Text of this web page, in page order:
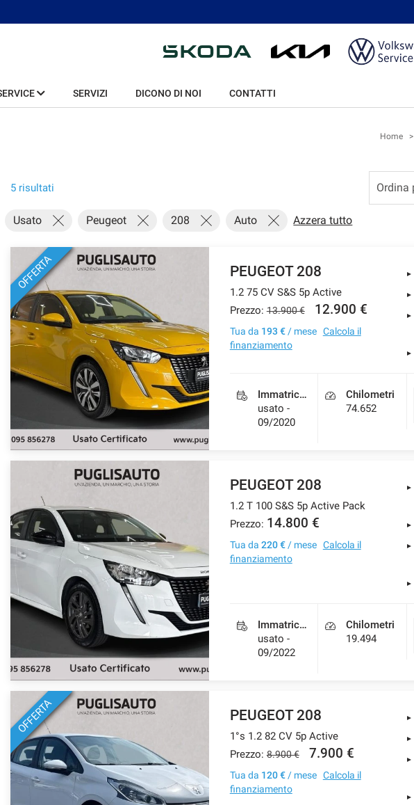
SERVIZI DICONO DI NOI CONTATTI
Home >
5 risultati
Usato Peugeot 208 Auto Azzera tutto
OFFERTA PEUGEOT 208
1.2 75 CV S&S 5p Active
Prezzo: 13.900 € 12.900 €
Tua da 193 €/ mese Calcola il
finanziamento
Immatricolazione
usato -
09/2020
Chilometri
74.652
PEUGEOT 208
1.2 T 100 S&S 5p Active Pack
Prezzo: 14.800 €
Tua da 220 €/ mese Calcola il
finanziamento
Immatricolazione
usato -
09/2022
Chilometri
19.494
OFFERTA PEUGEOT 208
1°s 1.2 82 CV 5p Active
Prezzo: 8.900 € 7.900 €
Tua da 120 €/ mese Calcola il
finanziamento